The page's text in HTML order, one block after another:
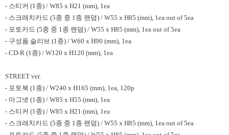
- 스티커 (1종) / W85 x H21 (mm), 1ea
- 스크래치카드 (5종 중 1종 랜덤) / W55 x H85 (mm), 1ea out of 5ea
- 포토카드 (5종 중 1종 랜덤) / W55 x H85 (mm), 1ea out of 5ea
- 구성품 슬리브 (1종) / W60 x H90 (mm), 1ea
- CD-R (1종) / W120 x H120 (mm), 1ea
STREET ver.
- 포토북 (1종) / W240 x H165 (mm), 1ea, 120p
- 마그넷 (1종) / W85 x H55 (mm), 1ea
- 스티커 (1종) / W85 x H21 (mm), 1ea
- 스크래치카드 (5종 중 1종 랜덤) / W55 x H85 (mm), 1ea out of 5ea